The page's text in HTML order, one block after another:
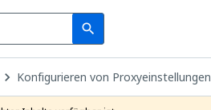
search
Search
Konfigurieren von Proxyeinstellungen